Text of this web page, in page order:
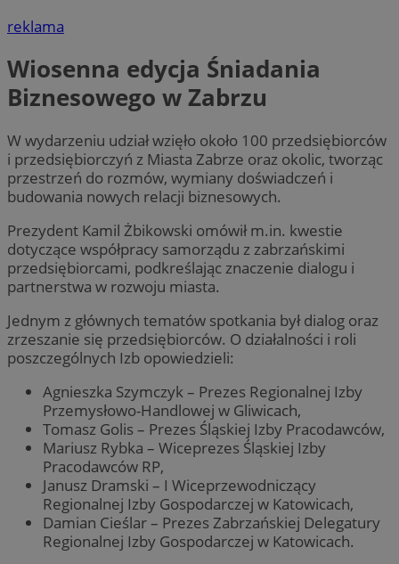
reklama
Wiosenna edycja Śniadania
Biznesowego w Zabrzu
W wydarzeniu udział wzięło około 100 przedsiębiorców
i przedsiębiorczyń z Miasta Zabrze oraz okolic, tworząc
przestrzeń do rozmów, wymiany doświadczeń i
budowania nowych relacji biznesowych.
Prezydent Kamil Żbikowski omówił m.in. kwestie
dotyczące współpracy samorządu z zabrzańskimi
przedsiębiorcami, podkreślając znaczenie dialogu i
partnerstwa w rozwoju miasta.
Jednym z głównych tematów spotkania był dialog oraz
zrzeszanie się przedsiębiorców. O działalności i roli
poszczególnych Izb opowiedzieli:
Agnieszka Szymczyk – Prezes Regionalnej Izby
Przemysłowo-Handlowej w Gliwicach,
Tomasz Golis – Prezes Śląskiej Izby Pracodawców,
Mariusz Rybka – Wiceprezes Śląskiej Izby
Pracodawców RP,
Janusz Dramski – I Wiceprzewodniczący
Regionalnej Izby Gospodarczej w Katowicach,
Damian Cieślar – Prezes Zabrzańskiej Delegatury
Regionalnej Izby Gospodarczej w Katowicach.